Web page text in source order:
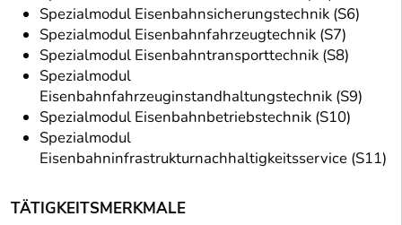
Spezialmodul Eisenbahnsicherungstechnik (S6)
Spezialmodul Eisenbahnfahrzeugtechnik (S7)
Spezialmodul Eisenbahntransporttechnik (S8)
Spezialmodul
Eisenbahnfahrzeuginstandhaltungstechnik (S9)
Spezialmodul Eisenbahnbetriebstechnik (S10)
Spezialmodul
Eisenbahninfrastrukturnachhaltigkeitsservice (S11)
TÄTIGKEITSMERKMALE